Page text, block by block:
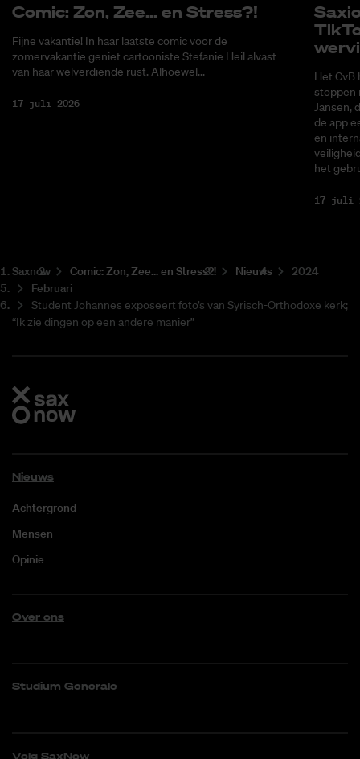
Co­mic: Zon, Zee... en Stress?!
Fijne vakantie! In haar laatste comic voor de
zomervakantie geniet cartooniste Stefanie Heil alvast
van haar welverdiende rust. Alhoewel...
17 juli 2026
Het CvB
stoppen
Jansen,
de app
en
het
17 juli
Saxnow Co­mic: Zon, Zee... en Stress?! Nieuws
2024
Februari
Student Johannes exposeert foto’s van Syrisch-Orthodoxe kerk;
“Ik zie dingen op een andere manier”
Nieuws
Achtergrond
Mensen
Opinie
Over ons
Studium Generale
Volg SaxNow